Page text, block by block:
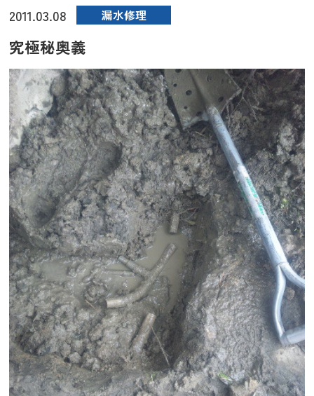
2011.03.08 漏水修理
究極秘奥義